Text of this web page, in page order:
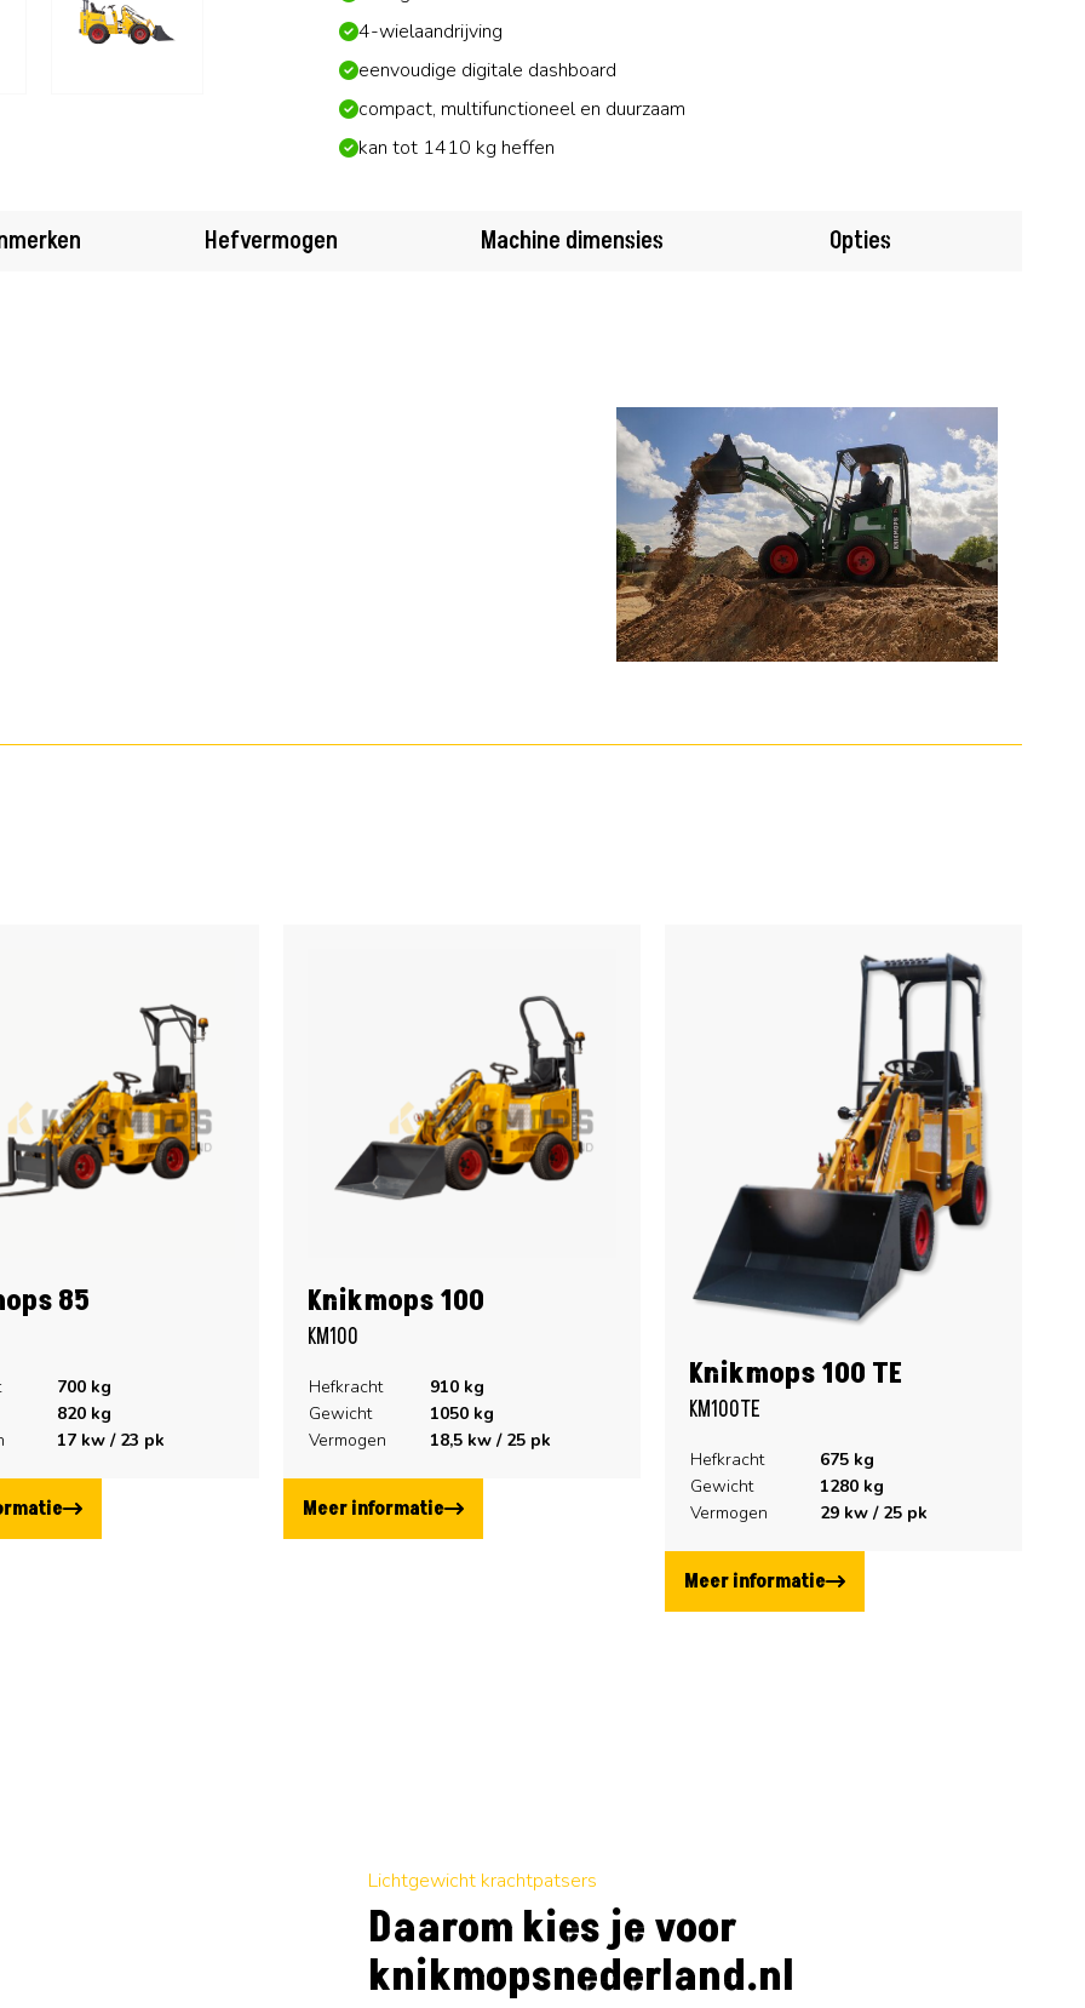
4-wielaandrijving
eenvoudige digitale dashboard
compact, multifunctioneel en duurzaam
kan tot 1410 kg heffen
Hefvermogen Machine dimensies Opties
85
700 kg
820 kg
17 kw / 23 pk
Knikmops 100
KM100
Hefkracht 910 kg
Gewicht
1050 kg
Vermogen
18,5 kw / 25 pk
Meer informatie
Knikmops 100 TE
KM100TE
Hefkracht 675 kg
Gewicht
1280 kg
Vermogen
29 kw / 25 pk
Meer informatie
Lichtgewicht krachtpatsers
Daarom kies je voor
knikmopsnederland.nl